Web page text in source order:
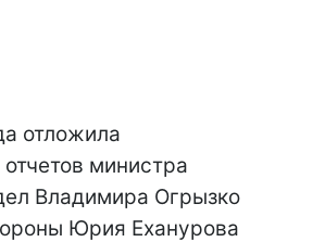
отложила
министра
Владимира Огрызко
Юрия Еханурова